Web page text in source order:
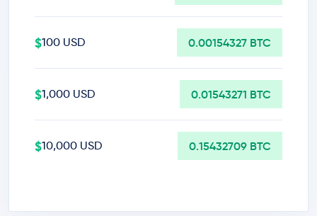
$100 USD 0.00154327 BTC
$1,000 USD 0.01543271 BTC
$10,000 USD 0.15432709 BTC